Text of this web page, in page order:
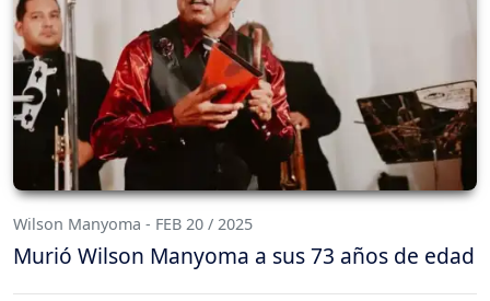
Wilson Manyoma - FEB 20 / 2025
Murió Wilson Manyoma a sus 73 años de edad